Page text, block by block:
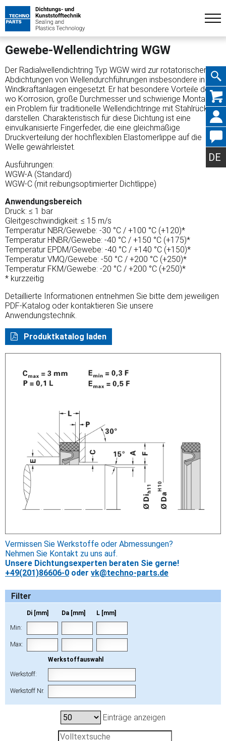
DE
Gewebe-Wellendichtring WGW
Der Radialwellendichtring Typ WGW wird zur rotatorischen
Abdichtungen von Wellendurchführungen insbesondere in
Windkraftanlagen eingesetzt. Er hat besondere Vorteile dort,
wo Korrosion, große Durchmesser und schwierige Montage
ein Problem für traditionelle Wellendichtringe mit Stahlrücken
darstellen. Charakteristisch für diese Dichtung ist eine
einvulkanisierte Fingerfeder, die eine gleichmäßige
Druckverteilung der hochflexiblen Elastomerlippe auf die
Welle gewährleistet.
Ausführungen:
WGW-A (Standard)
WGW-C (mit reibungsoptimierter Dichtlippe)
Anwendungsbereich
Druck: ≤ 1 bar
Gleitgeschwindigkeit: ≤ 15 m/s
Temperatur NBR/Gewebe: -30 °C / +100 °C (+120)*
Temperatur HNBR/Gewebe: -40 °C / +150 °C (+175)*
Temperatur EPDM/Gewebe: -40 °C / +140 °C (+150)*
Temperatur VMQ/Gewebe: -50 °C / +200 °C (+250)*
Temperatur FKM/Gewebe: -20 °C / +200 °C (+250)*
* kurzzeitig
Detaillierte Informationen entnehmen Sie bitte dem jeweiligen
PDF-Katalog oder kontaktieren Sie unsere
Anwendungstechnik.
Produktkatalog laden
Vermissen Sie Werkstoffe oder Abmessungen?
Nehmen Sie Kontakt zu uns auf.
Unsere Dichtungsexperten beraten Sie gerne!
+49(201)86606-0 oder vk@techno-parts.de
Filter
Di [mm] Da [mm] L [mm]
Min:
Max:
Werkstoffauswahl
Werkstoff:
Werkstoff Nr.
Einträge anzeigen